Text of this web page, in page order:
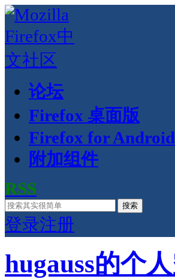
论坛
Firefox 桌面版
Firefox for Android
附加组件
RSS
搜索
登录注册
hugauss的个